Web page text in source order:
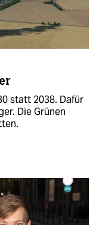
statt 2038. Dafür
Die Grünen